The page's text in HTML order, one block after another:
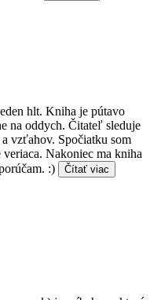
hlt. Kniha je pútavo
na oddych. Čitateľ sleduje
vzťahov. Spočiatku som
Nakoniec ma kniha
:)
Čítať viac